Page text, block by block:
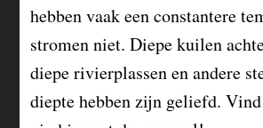
hebben vaak een constantere
stromen niet. Diepe kuilen
diepe rivierplassen en andere
diepte hebben zijn geliefd.